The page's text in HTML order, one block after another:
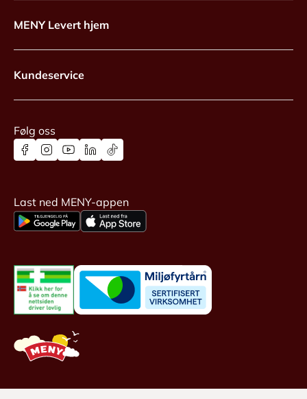
MENY Levert hjem
Kundeservice
Følg oss
Last ned MENY-appen